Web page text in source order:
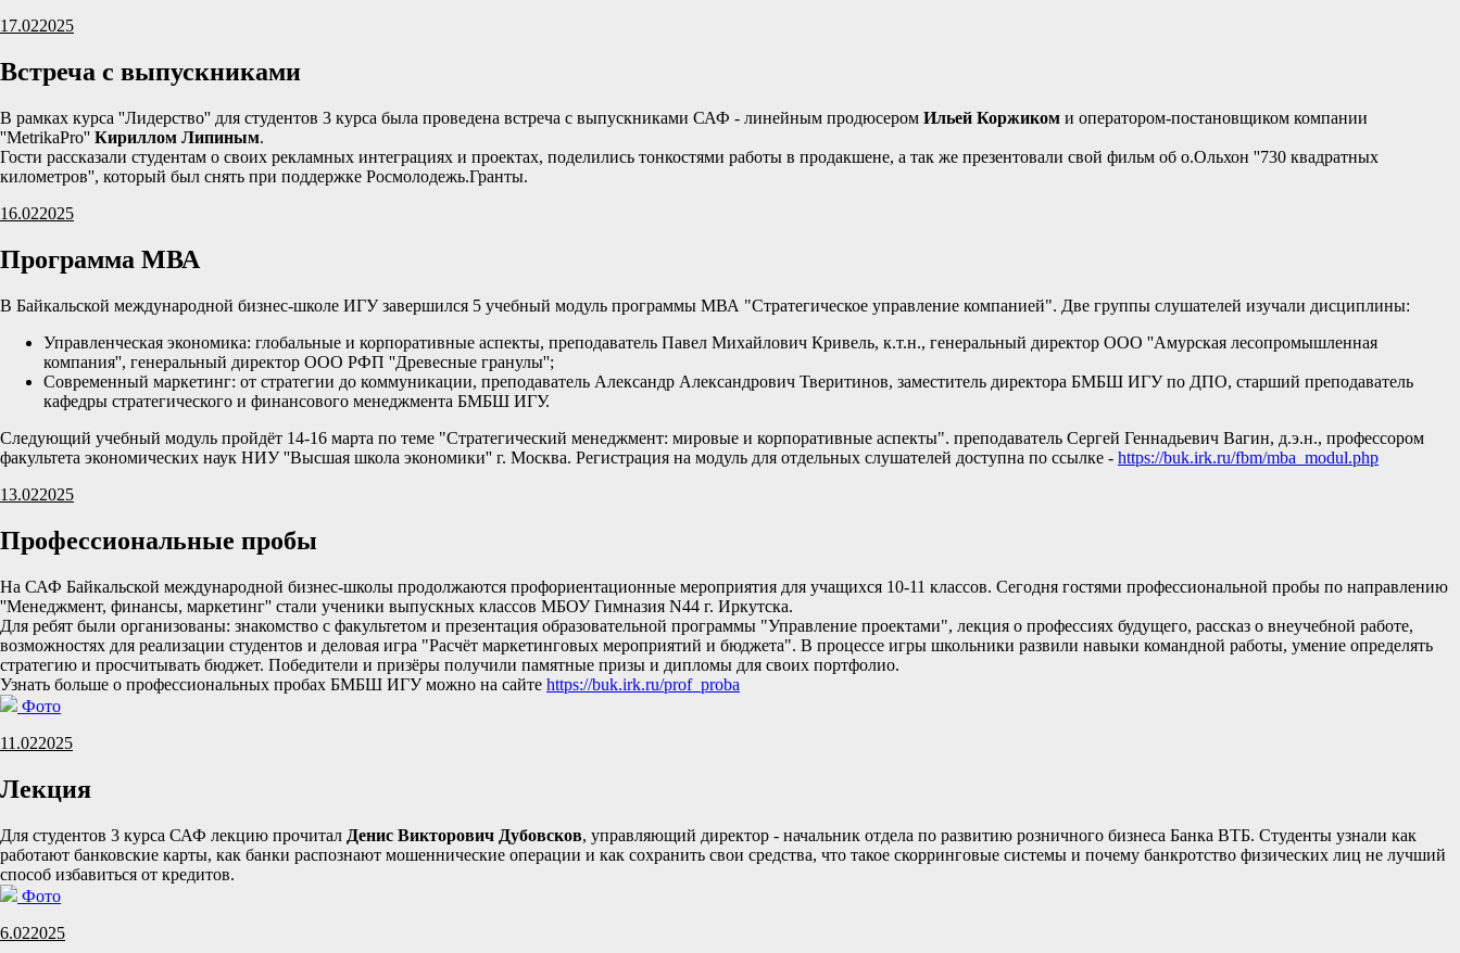
17.022025
Встреча с выпускниками
В рамках курса ''Лидерство'' для студентов 3 курса была проведена встреча с выпускниками САФ - линейным продюсером Ильей Коржиком и оператором-постановщиком компании
''MetrikaPro'' Кириллом Липиным.
Гости рассказали студентам о своих рекламных интеграциях и проектах, поделились тонкостями работы в продакшене, а так же презентовали свой фильм об о.Ольхон ''730 квадратных
километров'', который был снять при поддержке Росмолодежь.Гранты.
16.022025
Программа МВА
В Байкальской международной бизнес-школе ИГУ завершился 5 учебный модуль программы МВА "Стратегическое управление компанией". Две группы слушателей изучали дисциплины:
Управленческая экономика: глобальные и корпоративные аспекты, преподаватель Павел Михайлович Кривель, к.т.н., генеральный директор ООО ''Амурская лесопромышленная
компания'', генеральный директор ООО РФП ''Древесные гранулы'';
Современный маркетинг: от стратегии до коммуникации, преподаватель Александр Александрович Тверитинов, заместитель директора БМБШ ИГУ по ДПО, старший преподаватель
кафедры стратегического и финансового менеджмента БМБШ ИГУ.
Следующий учебный модуль пройдёт 14-16 марта по теме "Стратегический менеджмент: мировые и корпоративные аспекты". преподаватель Сергей Геннадьевич Вагин, д.э.н., профессором
факультета экономических наук НИУ ''Высшая школа экономики'' г. Москва. Регистрация на модуль для отдельных слушателей доступна по ссылке - https://buk.irk.ru/fbm/mba_modul.php
13.022025
Профессиональные пробы
На САФ Байкальской международной бизнес-школы продолжаются профориентационные мероприятия для учащихся 10-11 классов. Сегодня гостями профессиональной пробы по направлению
''Менеджмент, финансы, маркетинг'' стали ученики выпускных классов МБОУ Гимназия N44 г. Иркутска.
Для ребят были организованы: знакомство с факультетом и презентация образовательной программы "Управление проектами", лекция о профессиях будущего, рассказ о внеучебной работе,
возможностях для реализации студентов и деловая игра "Расчёт маркетинговых мероприятий и бюджета". В процессе игры школьники развили навыки командной работы, умение определять
стратегию и просчитывать бюджет. Победители и призёры получили памятные призы и дипломы для своих портфолио.
Узнать больше о профессиональных пробах БМБШ ИГУ можно на сайте https://buk.irk.ru/prof_proba
Фото
11.022025
Лекция
Для студентов 3 курса САФ лекцию прочитал Денис Викторович Дубовсков, управляющий директор - начальник отдела по развитию розничного бизнеса Банка ВТБ. Студенты узнали как
работают банковские карты, как банки распознают мошеннические операции и как сохранить свои средства, что такое скорринговые системы и почему банкротство физических лиц не лучший
способ избавиться от кредитов.
Фото
6.022025